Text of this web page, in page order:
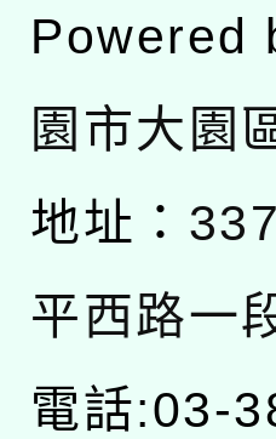
Powered
園市大園
地址：
平西路一
電話:03-